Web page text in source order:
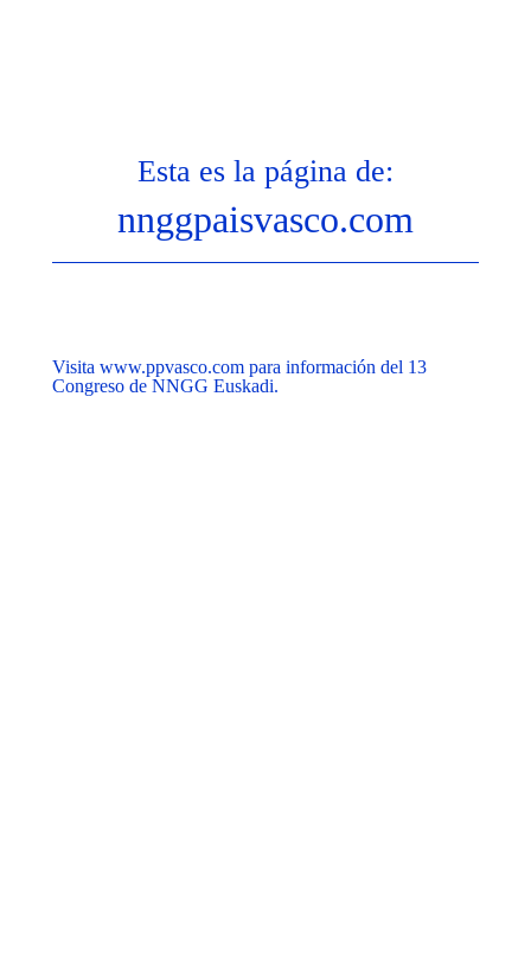
Esta es la página de:
nnggpaisvasco.com
Visita www.ppvasco.com para información del 13
Congreso de NNGG Euskadi.